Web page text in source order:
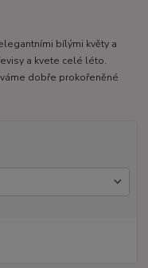
bílými květy a
a kvete celé léto.
dobře prokořeněné